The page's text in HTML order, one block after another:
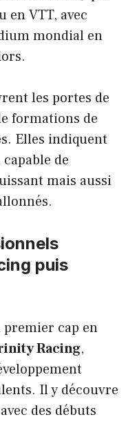
en VTT, avec
mondial en
les portes de
formations de
Elles indiquent
de
mais aussi
puis
cap en
Racing,
Il y découvre
des débuts